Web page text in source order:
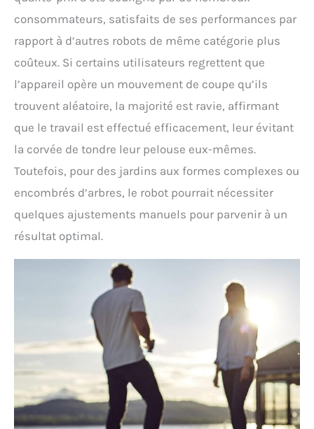
consommateurs, satisfaits de ses performances par
rapport à d’autres robots de même catégorie plus
coûteux. Si certains utilisateurs regrettent que
l’appareil opère un mouvement de coupe qu’ils
trouvent aléatoire, la majorité est ravie, affirmant
que le travail est effectué efficacement, leur évitant
la corvée de tondre leur pelouse eux-mêmes.
Toutefois, pour des jardins aux formes complexes ou
encombrés d’arbres, le robot pourrait nécessiter
quelques ajustements manuels pour parvenir à un
résultat optimal.